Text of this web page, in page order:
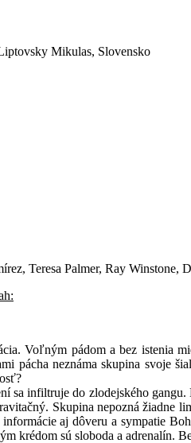
Mikulas, Slovensko
Teresa Palmer, Ray Winstone,
Voľným pádom a bez istenia
pácha neznáma skupina svoje
sa infiltruje do zlodejského
Skupina nepozná žiadne
aj dôveru a sympatie
krédom sú sloboda a